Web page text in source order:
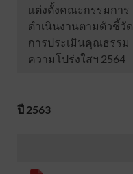
แต่งตั้งคณะกรรมการ
ดำเนินงานตามตัวชี้วัด
การประเมินคุณธรรม
ความโปร่งใสฯ 2564
ปี 2563